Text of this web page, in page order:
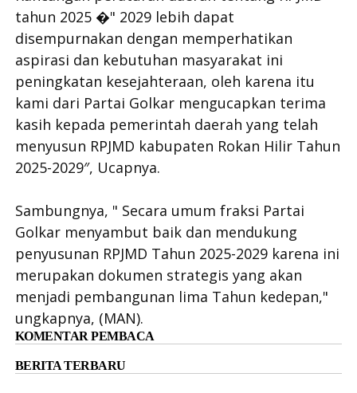
tahun 2025 �" 2029 lebih dapat
disempurnakan dengan memperhatikan
aspirasi dan kebutuhan masyarakat ini
peningkatan kesejahteraan, oleh karena itu
kami dari Partai Golkar mengucapkan terima
kasih kepada pemerintah daerah yang telah
menyusun RPJMD kabupaten Rokan Hilir Tahun
2025-2029″, Ucapnya.
Sambungnya, " Secara umum fraksi Partai
Golkar menyambut baik dan mendukung
penyusunan RPJMD Tahun 2025-2029 karena ini
merupakan dokumen strategis yang akan
menjadi pembangunan lima Tahun kedepan,"
ungkapnya, (MAN).
KOMENTAR PEMBACA
BERITA TERBARU